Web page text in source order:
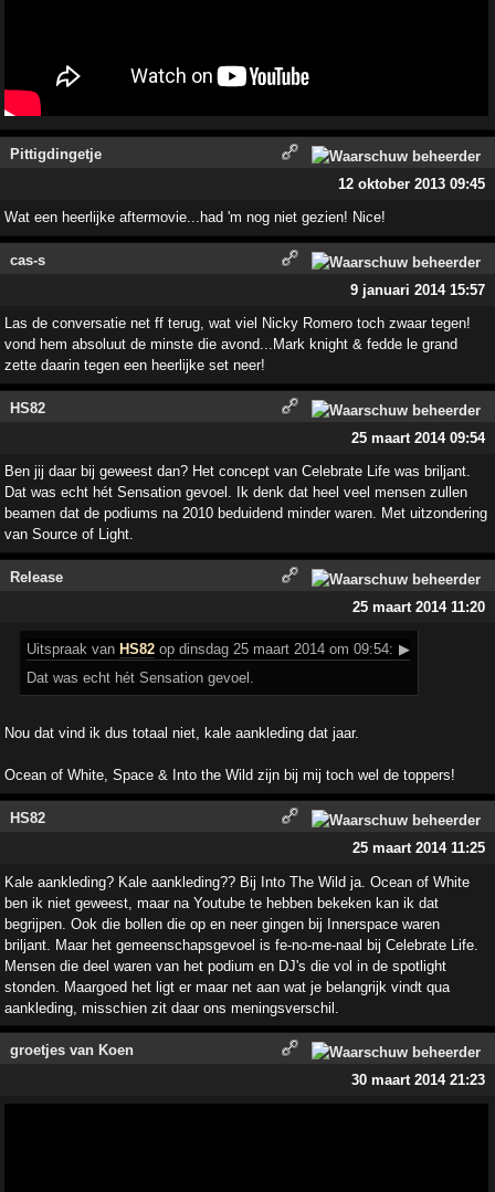
Pittigdingetje
12 oktober 2013 09:45
Wat een heerlijke aftermovie...had 'm nog niet gezien! Nice!
cas-s
9 januari 2014 15:57
Las de conversatie net ff terug, wat viel Nicky Romero toch zwaar tegen!
vond hem absoluut de minste die avond...Mark knight & fedde le grand
zette daarin tegen een heerlijke set neer!
HS82
25 maart 2014 09:54
Ben jij daar bij geweest dan? Het concept van Celebrate Life was briljant.
Dat was echt hét Sensation gevoel. Ik denk dat heel veel mensen zullen
beamen dat de podiums na 2010 beduidend minder waren. Met uitzondering
van Source of Light.
Release
25 maart 2014 11:20
Uitspraak vanHS82 op dinsdag 25 maart 2014 om 09:54: ▶
Dat was echt hét Sensation gevoel.
Nou dat vind ik dus totaal niet, kale aankleding dat jaar.
Ocean of White, Space & Into the Wild zijn bij mij toch wel de toppers!
HS82
25 maart 2014 11:25
Kale aankleding? Kale aankleding?? Bij Into The Wild ja. Ocean of White
ben ik niet geweest, maar na Youtube te hebben bekeken kan ik dat
begrijpen. Ook die bollen die op en neer gingen bij Innerspace waren
briljant. Maar het gemeenschapsgevoel is fe-no-me-naal bij Celebrate Life.
Mensen die deel waren van het podium en DJ's die vol in de spotlight
stonden. Maargoed het ligt er maar net aan wat je belangrijk vindt qua
aankleding, misschien zit daar ons meningsverschil.
groetjes van Koen
30 maart 2014 21:23